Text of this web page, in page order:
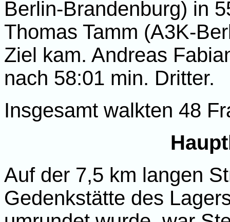
Berlin-Brandenburg) in
Thomas Tamm (A3K-
Ziel kam. Andreas
nach 58:01 min. Dritter.
Insgesamt walkten 48
Auf der 7,5 km langen
Gedenkstätte des